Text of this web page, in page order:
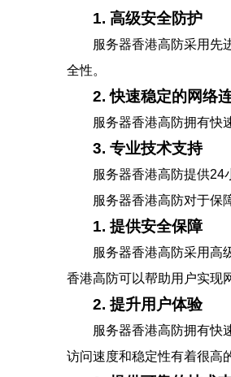
1. 高级安全防护
服务器香港高防采用先
全性。
2. 快速稳定的网络
服务器香港高防拥有快
3. 专业技术支持
服务器香港高防提供24
服务器香港高防对于保
1. 提供安全保障
服务器香港高防采用高
香港高防可以帮助用户实现
2. 提升用户体验
服务器香港高防拥有快
访问速度和稳定性有着很高